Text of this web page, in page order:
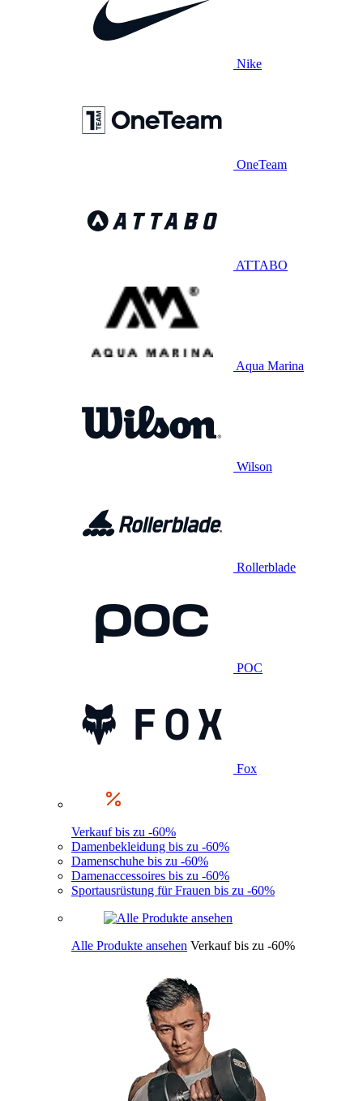
Nike
OneTeam
ATTABO
Aqua Marina
Wilson
Rollerblade
POC
Fox
Verkauf bis zu -60%
Damenbekleidung bis zu -60%
Damenschuhe bis zu -60%
Damenaccessoires bis zu -60%
Sportausrüstung für Frauen bis zu -60%
Alle Produkte ansehen Verkauf bis zu -60%